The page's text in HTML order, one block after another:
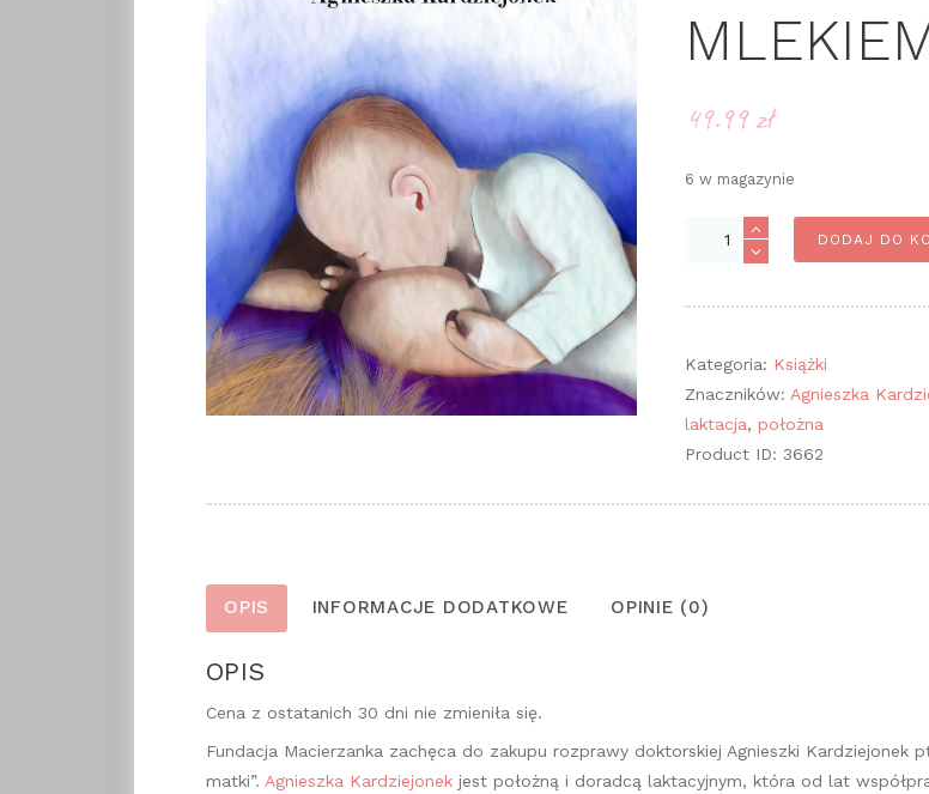
49.99zł
6 w magazynie
Czynniki
DODAJ DO
Kategoria: Książki
Znaczników: Agnieszka
laktacja, położna
Product ID: 3662
OPIS INFORMACJE DODATKOWE OPINIE (0)
OPIS
Cena z ostatanich 30 dni nie zmieniła się.
Fundacja Macierzanka zachęca do zakupu rozprawy doktorskiej Agnieszki Kardziejonek
matki”. Agnieszka Kardziejonek jest położną i doradcą laktacyjnym, która od lat